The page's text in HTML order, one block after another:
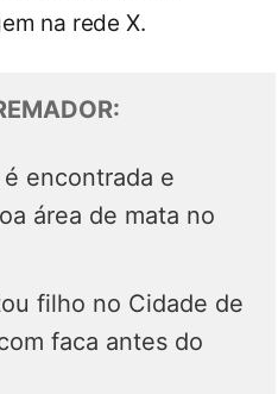
na rede X.
encontrada e
área de mata no
filho no Cidade de
faca antes do